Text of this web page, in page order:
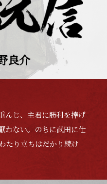
良介
んじ、主君に勝利を捧げ
わない。のちに武田に仕
たり立ちはだかり続け